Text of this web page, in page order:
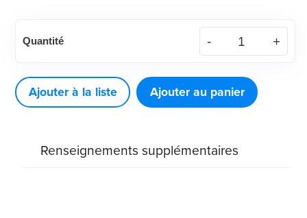
de
Fraises
en
Specialty
Quantité
Ajouter à la liste Ajouter au panier
Renseignements supplémentaires